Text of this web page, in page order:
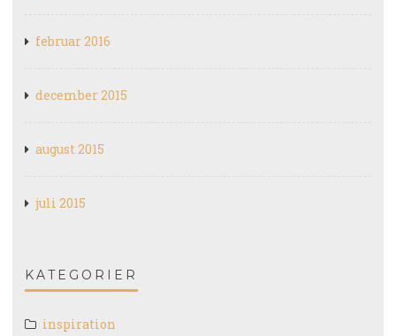
februar 2016
december 2015
august 2015
juli 2015
KATEGORIER
inspiration